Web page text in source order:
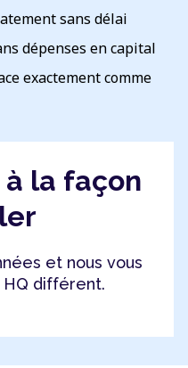
sans délai
dépenses en capital
exactement comme
la façon
et nous vous
différent.